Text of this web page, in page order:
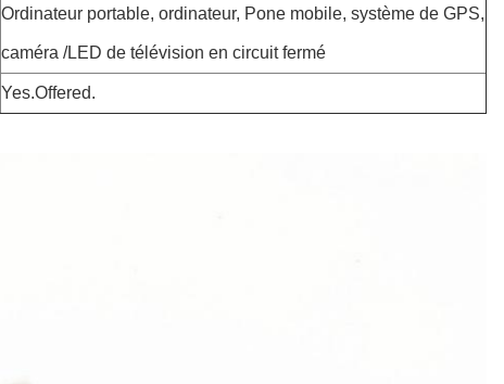
Ordinateur portable, ordinateur, Pone mobile, système de GPS,
caméra /LED de télévision en circuit fermé
Yes.Offered.